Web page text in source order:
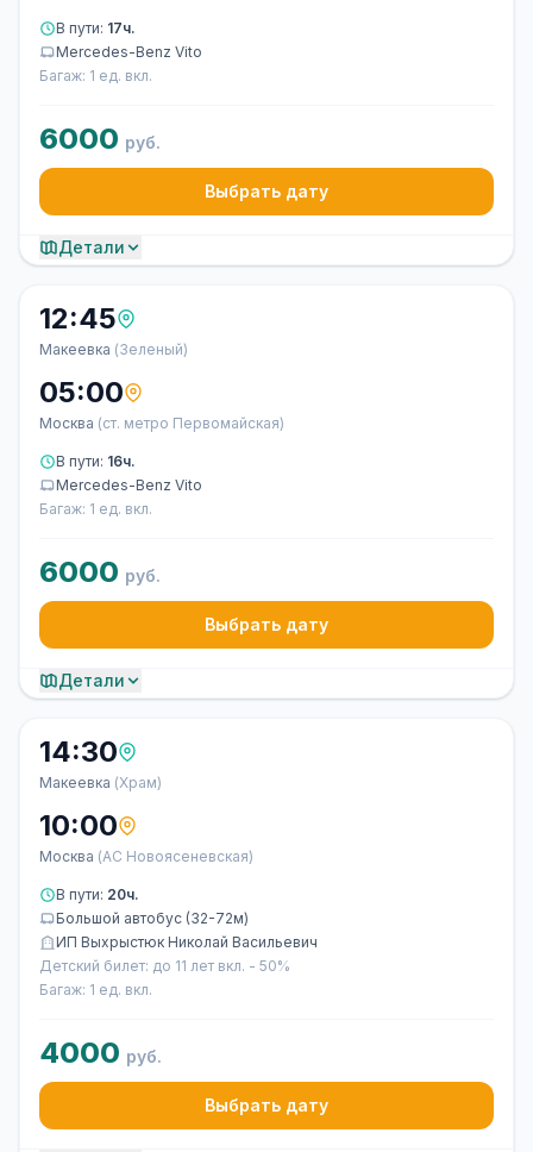
В пути: 17ч.
Mercedes-Benz Vito
Багаж: 1 ед. вкл.
6000 руб.
Выбрать дату
Детали
12:45
Макеевка (Зеленый)
05:00
Москва (ст. метро Первомайская)
В пути: 16ч.
Mercedes-Benz Vito
Багаж: 1 ед. вкл.
6000 руб.
Выбрать дату
Детали
14:30
Макеевка (Храм)
10:00
Москва (АС Новоясеневская)
В пути: 20ч.
Большой автобус (32-72м)
ИП Выхрыстюк Николай Васильевич
Детский билет: до 11 лет вкл. - 50%
Багаж: 1 ед. вкл.
4000 руб.
Выбрать дату